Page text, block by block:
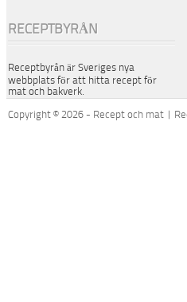
RECEPTBYRÅN
Receptbyrån är Sveriges nya
webbplats för att hitta recept för
mat och bakverk.
Copyright © 2026 - Recept och mat |